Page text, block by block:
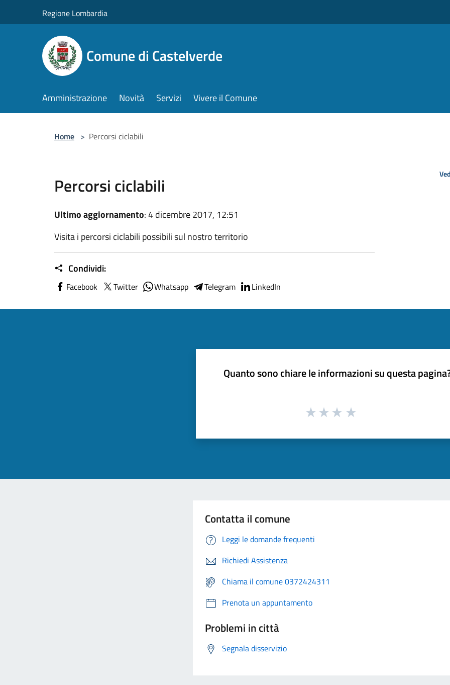
Regione Lombardia
Comune di Castelverde
Amministrazione Novità Servizi Vivere il Comune
Home > Percorsi ciclabili
Percorsi ciclabili
Ultimo aggiornamento: 4 dicembre 2017, 12:51
Visita i percorsi ciclabili possibili sul nostro territorio
Condividi:
Facebook Twitter Whatsapp Telegram LinkedIn
Quanto sono chiare le informazioni su questa
Contatta il comune
Leggi le domande frequenti
Richiedi Assistenza
Chiama il comune 0372424311
Prenota un appuntamento
Problemi in città
Segnala disservizio